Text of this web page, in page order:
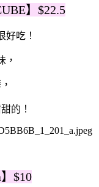
】$22.5
好吃！
，
的！
】$10